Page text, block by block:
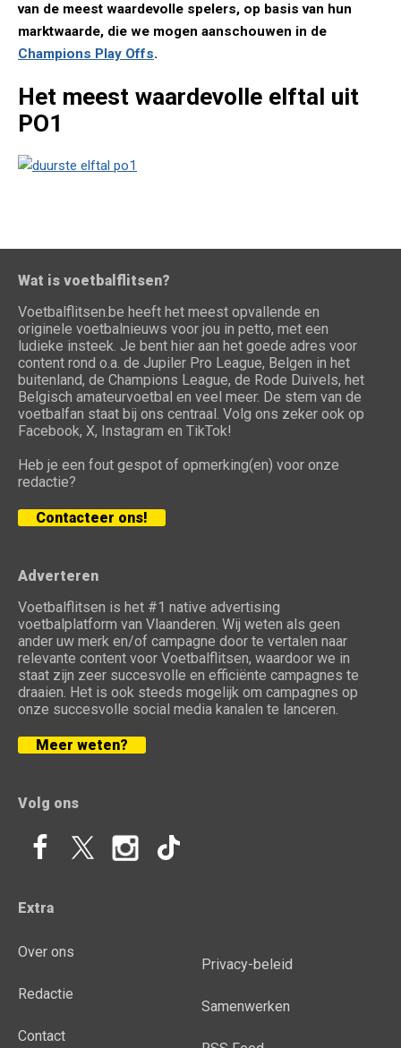
van de meest waardevolle spelers, op basis van hun
marktwaarde, die we mogen aanschouwen in de
Champions Play Offs.
Het meest waardevolle elftal uit
PO1
Wat is voetbalflitsen?
Voetbalflitsen.be heeft het meest opvallende en
originele voetbalnieuws voor jou in petto, met een
ludieke insteek. Je bent hier aan het goede adres voor
content rond o.a. de Jupiler Pro League, Belgen in het
buitenland, de Champions League, de Rode Duivels, het
Belgisch amateurvoetbal en veel meer. De stem van de
voetbalfan staat bij ons centraal. Volg ons zeker ook op
Facebook, X, Instagram en TikTok!
Heb je een fout gespot of opmerking(en) voor onze
redactie?
Contacteer ons!
Adverteren
Voetbalflitsen is het #1 native advertising
voetbalplatform van Vlaanderen. Wij weten als geen
ander uw merk en/of campagne door te vertalen naar
relevante content voor Voetbalflitsen, waardoor we in
staat zijn zeer succesvolle en efficiënte campagnes te
draaien. Het is ook steeds mogelijk om campagnes op
onze succesvolle social media kanalen te lanceren.
Meer weten?
Volg ons
Extra
Over ons
Redactie
Contact
Privacy-beleid
Samenwerken